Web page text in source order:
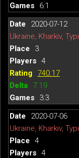
6:1
2020-07-12
Ukraine, Kharkiv,
3
4
740.17
7.19
3:3
2020-07-06
Ukraine, Kharkiv,
4
4